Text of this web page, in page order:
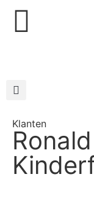
Klanten